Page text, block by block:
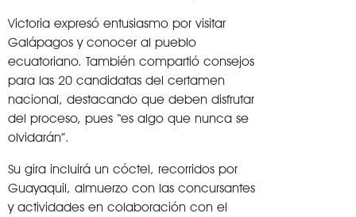
Victoria expresó entusiasmo por visitar
Galápagos y conocer al pueblo
ecuatoriano. También compartió consejos
para las 20 candidatas del certamen
nacional, destacando que deben disfrutar
del proceso, pues “es algo que nunca se
olvidarán”.
Su gira incluirá un cóctel, recorridos por
Guayaquil, almuerzo con las concursantes
y actividades en colaboración con el